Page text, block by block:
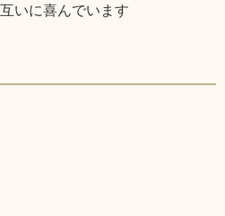
いに喜んでいます